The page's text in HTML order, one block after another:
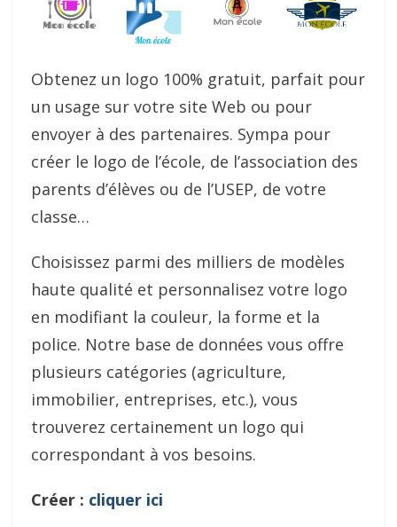
Obtenez un logo 100% gratuit, parfait pour
un usage sur votre site Web ou pour
envoyer à des partenaires. Sympa pour
créer le logo de l’école, de l’association des
parents d’élèves ou de l’USEP, de votre
classe…
Choisissez parmi des milliers de modèles
haute qualité et personnalisez votre logo
en modifiant la couleur, la forme et la
police. Notre base de données vous offre
plusieurs catégories (agriculture,
immobilier, entreprises, etc.), vous
trouverez certainement un logo qui
correspondant à vos besoins.
Créer : cliquer ici